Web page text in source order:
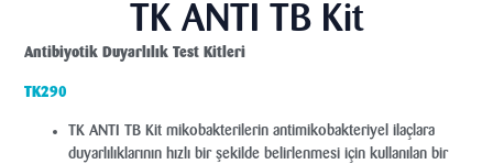
TK ANTI TB Kit
Antibiyotik Duyarlılık Test Kitleri
TK290
TK ANTI TB Kit mikobakterilerin antimikobakteriyel ilaçlara
duyarlılıklarının hızlı bir şekilde belirlenmesi için kullanılan bir